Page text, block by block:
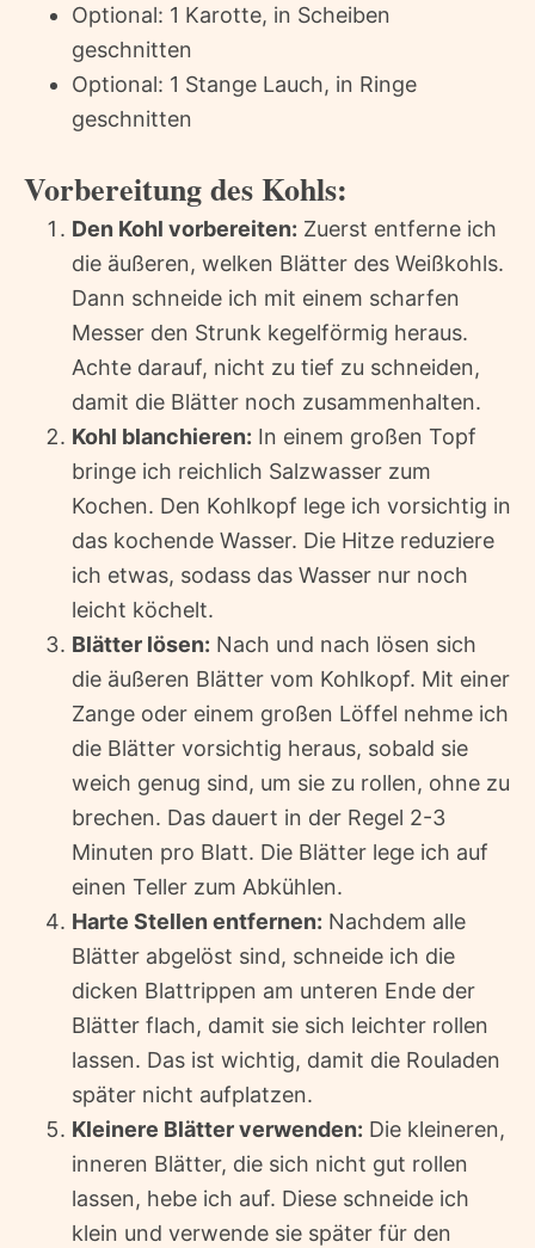
Optional: 1 Karotte, in Scheiben
geschnitten
Optional: 1 Stange Lauch, in Ringe
geschnitten
Vorbereitung des Kohls:
Den Kohl vorbereiten: Zuerst entferne ich
die äußeren, welken Blätter des Weißkohls.
Dann schneide ich mit einem scharfen
Messer den Strunk kegelförmig heraus.
Achte darauf, nicht zu tief zu schneiden,
damit die Blätter noch zusammenhalten.
Kohl blanchieren: In einem großen Topf
bringe ich reichlich Salzwasser zum
Kochen. Den Kohlkopf lege ich vorsichtig in
das kochende Wasser. Die Hitze reduziere
ich etwas, sodass das Wasser nur noch
leicht köchelt.
Blätter lösen: Nach und nach lösen sich
die äußeren Blätter vom Kohlkopf. Mit einer
Zange oder einem großen Löffel nehme ich
die Blätter vorsichtig heraus, sobald sie
weich genug sind, um sie zu rollen, ohne zu
brechen. Das dauert in der Regel 2-3
Minuten pro Blatt. Die Blätter lege ich auf
einen Teller zum Abkühlen.
Harte Stellen entfernen: Nachdem alle
Blätter abgelöst sind, schneide ich die
dicken Blattrippen am unteren Ende der
Blätter flach, damit sie sich leichter rollen
lassen. Das ist wichtig, damit die Rouladen
später nicht aufplatzen.
Kleinere Blätter verwenden: Die kleineren,
inneren Blätter, die sich nicht gut rollen
lassen, hebe ich auf. Diese schneide ich
klein und verwende sie später für den